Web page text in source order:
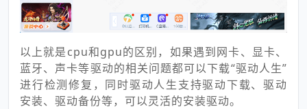
以上就是cpu和gpu的区别，如果遇到网卡、显卡、
蓝牙、声卡等驱动的相关问题都可以下载“驱动人生”
进行检测修复，同时驱动人生支持驱动下载、驱动
安装、驱动备份等，可以灵活的安装驱动。